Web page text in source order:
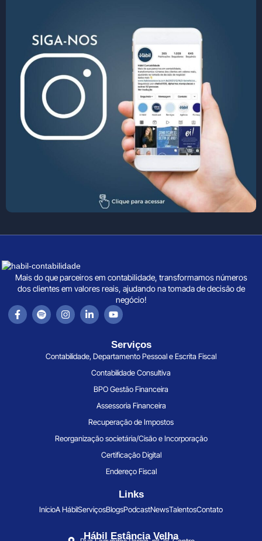
Mais do que parceiros em contabilidade, transformamos números
dos clientes em valores reais, ajudando na tomada de decisão de
negócio!
Serviços
Contabilidade, Departamento Pessoal e Escrita Fiscal
Contabilidade Consultiva
BPO Gestão Financeira
Assessoria Financeira
Recuperação de Impostos
Reorganização societária/Cisão e Incorporação
Certificação Digital
Endereço Fiscal
Links
InícioA HábilServiçosBlogsPodcastNewsTalentosContato
Hábil Estância Velha